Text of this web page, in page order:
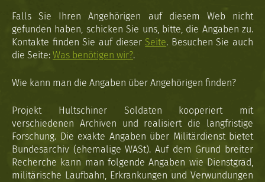
Falls Sie Ihren Angehörigen auf diesem Web nicht
gefunden haben, schicken Sie uns, bitte, die Angaben zu.
Kontakte finden Sie auf dieser Seite. Besuchen Sie auch
die Seite: Was benötigen wir?.
Wie kann man die Angaben über Angehörigen finden?
Projekt Hultschiner Soldaten kooperiert mit
verschiedenen Archiven und realisiert die langfristige
Forschung. Die exakte Angaben über Militärdienst bietet
Bundesarchiv (ehemalige WASt). Auf dem Grund breiter
Recherche kann man folgende Angaben wie Dienstgrad,
militärische Laufbahn, Erkrankungen und Verwundungen